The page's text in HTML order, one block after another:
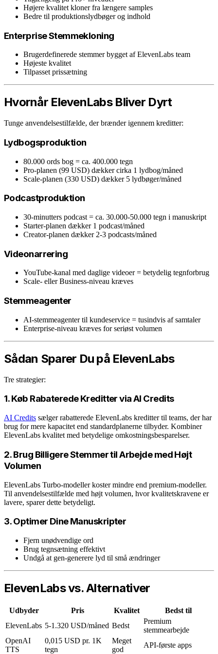
Højere kvalitet kloner fra længere samples
Bedre til produktionslydbøger og indhold
Enterprise Stemmekloning
Brugerdefinerede stemmer bygget af ElevenLabs team
Højeste kvalitet
Tilpasset prissætning
Hvornår ElevenLabs Bliver Dyrt
Tunge anvendelsestilfælde, der brænder igennem kreditter:
Lydbogsproduktion
80.000 ords bog = ca. 400.000 tegn
Pro-planen (99 USD) dækker cirka 1 lydbog/måned
Scale-planen (330 USD) dækker 5 lydbøger/måned
Podcastproduktion
30-minutters podcast = ca. 30.000-50.000 tegn i manuskript
Starter-planen dækker 1 podcast/måned
Creator-planen dækker 2-3 podcasts/måned
Videonarrering
YouTube-kanal med daglige videoer = betydelig tegnforbrug
Scale- eller Business-niveau kræves
Stemmeagenter
AI-stemmeagenter til kundeservice = tusindvis af samtaler
Enterprise-niveau kræves for seriøst volumen
Sådan Sparer Du på ElevenLabs
Tre strategier:
1. Køb Rabaterede Kreditter via AI Credits
AI Credits sælger rabatterede ElevenLabs kreditter til teams, der har
brug for mere kapacitet end standardplanerne tilbyder. Kombiner
ElevenLabs kvalitet med betydelige omkostningsbesparelser.
2. Brug Billigere Stemmer til Arbejde med Højt
Volumen
ElevenLabs Turbo-modeller koster mindre end premium-modeller.
Til anvendelsestilfælde med højt volumen, hvor kvalitetskravene er
lavere, sparer dette betydeligt.
3. Optimer Dine Manuskripter
Fjern unødvendige ord
Brug tegnsætning effektivt
Undgå at gen-generere lyd til små ændringer
ElevenLabs vs. Alternativer
Udbyder Pris Kvalitet
Bedst til
ElevenLabs 5-1.320 USD/måned Bedst
Premium
stemmearbejde
OpenAI
TTS
0,015 USD pr. 1K
tegn
Meget
god
API-første apps